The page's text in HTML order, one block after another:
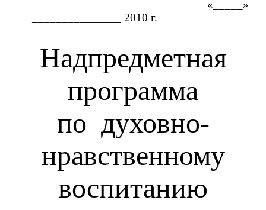
«_____»
_______________ 2010 г.
Надпредметная
программа
по духовно-
нравственному
воспитанию